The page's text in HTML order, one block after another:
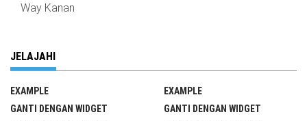
Way Kanan
JELAJAHI
EXAMPLE
GANTI DENGAN WIDGET
EXAMPLE
GANTI DENGAN WIDGET